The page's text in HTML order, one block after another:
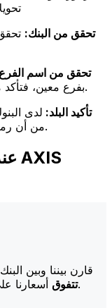
تحقق من البنك:
تحقق من اسم
بفرع معين، فتأكد من أن هذا الفرع يطابق فرع المستلم.
تأكيد البلد: لدى
من أن رمز سويفت يتوافق مع بلد البنك الوجهة.
قارن بيننا وبين
تتفوقأسعارنا على البنوك الكبرى، مما يزيد من قيمة تحويلك.